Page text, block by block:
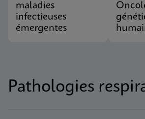
maladies
infectieuses
émergentes
Pathologies